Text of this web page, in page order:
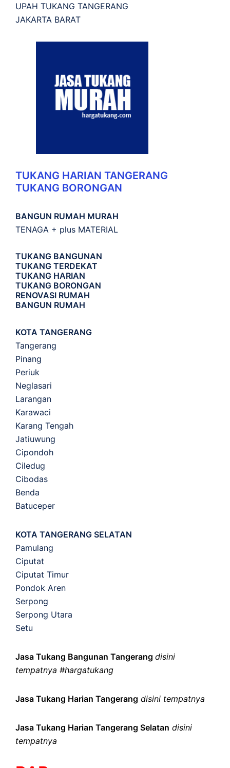
UPAH TUKANG TANGERANG
JAKARTA BARAT
TUKANG HARIAN TANGERANG
TUKANG BORONGAN
BANGUN RUMAH MURAH
TENAGA + plus MATERIAL
TUKANG BANGUNAN
TUKANG TERDEKAT
TUKANG HARIAN
TUKANG BORONGAN
RENOVASI RUMAH
BANGUN RUMAH
KOTA TANGERANG
Tangerang
Pinang
Periuk
Neglasari
Larangan
Karawaci
Karang Tengah
Jatiuwung
Cipondoh
Ciledug
Cibodas
Benda
Batuceper
KOTA TANGERANG SELATAN
Pamulang
Ciputat
Ciputat Timur
Pondok Aren
Serpong
Serpong Utara
Setu
Jasa Tukang Bangunan Tangerang disini
tempatnya #hargatukang
Jasa Tukang Harian Tangerang disini tempatnya
Jasa Tukang Harian Tangerang Selatan disini
tempatnya